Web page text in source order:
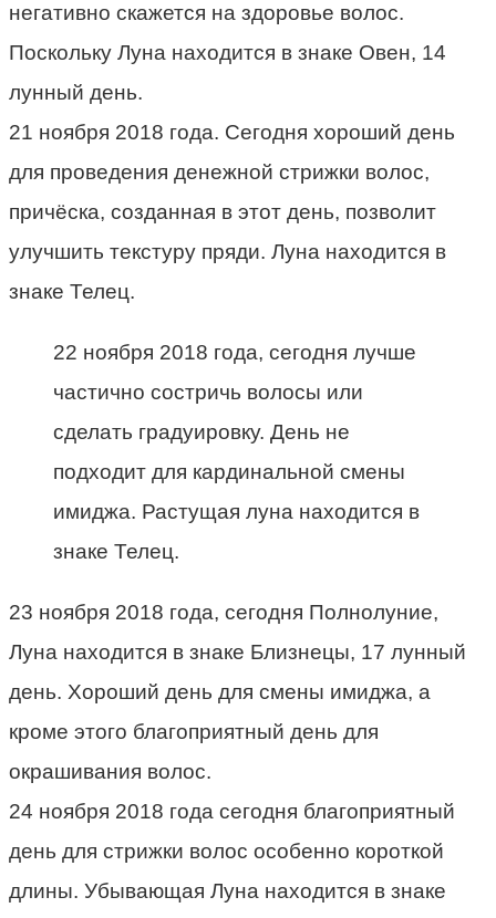
негативно скажется на здоровье волос.
Поскольку Луна находится в знаке Овен, 14
лунный день.
21 ноября 2018 года. Сегодня хороший день
для проведения денежной стрижки волос,
причёска, созданная в этот день, позволит
улучшить текстуру пряди. Луна находится в
знаке Телец.
22 ноября 2018 года, сегодня лучше
частично состричь волосы или
сделать градуировку. День не
подходит для кардинальной смены
имиджа. Растущая луна находится в
знаке Телец.
23 ноября 2018 года, сегодня Полнолуние,
Луна находится в знаке Близнецы, 17 лунный
день. Хороший день для смены имиджа, а
кроме этого благоприятный день для
окрашивания волос.
24 ноября 2018 года сегодня благоприятный
день для стрижки волос особенно короткой
длины. Убывающая Луна находится в знаке